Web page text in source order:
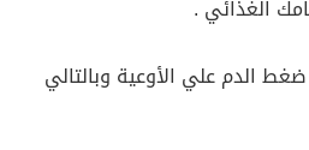
الغذائي .
الدم علي الأوعية وبالتالي